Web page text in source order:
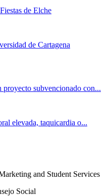
de Elche
de Cartagena
subvencionado con...
elevada, taquicardia o...
and Student Services
Social